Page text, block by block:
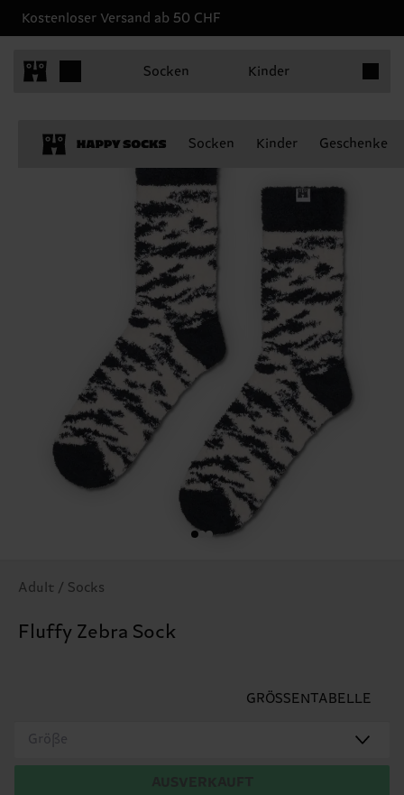
Kostenloser Versand ab 50 CHF
Socken Kinder
Socken Kinder Geschenke
Adult / Socks
Fluffy Zebra Sock
GRÖSSENTABELLE
Größe